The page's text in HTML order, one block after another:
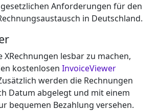
Anforderungen für den
in Deutschland.
XRechnungen lesbar zu machen,
kostenlosen InvoiceViewer
werden die Rechnungen
Datum abgelegt und mit einem
bequemen Bezahlung versehen.